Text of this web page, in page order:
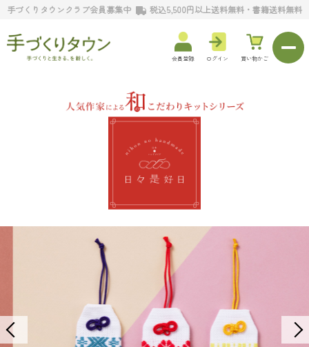
手づくりタウンクラブ会員募集中 税込5,500円以上送料無料・書籍送料無料
会員登録 ログイン 買い物かご